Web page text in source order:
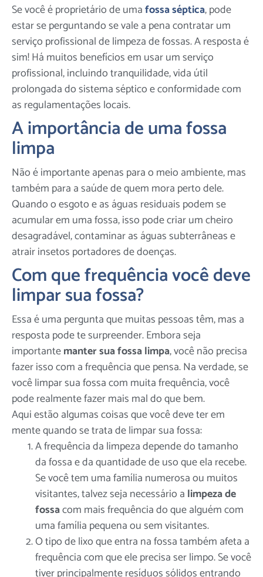
Se você é proprietário de umafossa séptica, pode
estar se perguntando se vale a pena contratar um
serviço profissional de limpeza de fossas. A resposta é
sim! Há muitos benefícios em usar um serviço
profissional, incluindo tranquilidade, vida útil
prolongada do sistema séptico e conformidade com
as regulamentações locais.
A importância de uma fossa
limpa
Não é importante apenas para o meio ambiente, mas
também para a saúde de quem mora perto dele.
Quando o esgoto e as águas residuais podem se
acumular em uma fossa, isso pode criar um cheiro
desagradável, contaminar as águas subterrâneas e
atrair insetos portadores de doenças.
Com que frequência você deve
limpar sua fossa?
Essa é uma pergunta que muitas pessoas têm, mas a
resposta pode te surpreender. Embora seja
importantemanter sua fossa limpa, você não precisa
fazer isso com a frequência que pensa. Na verdade, se
você limpar sua fossa com muita frequência, você
pode realmente fazer mais mal do que bem.
Aqui estão algumas coisas que você deve ter em
mente quando se trata de limpar sua fossa:
A frequência da limpeza depende do tamanho
da fossa e da quantidade de uso que ela recebe.
Se você tem uma família numerosa ou muitos
visitantes, talvez seja necessário a limpeza de
fossacom mais frequência do que alguém com
uma família pequena ou sem visitantes.
O tipo de lixo que entra na fossa também afeta a
frequência com que ele precisa ser limpo. Se você
tiver principalmente resíduos sólidos entrando